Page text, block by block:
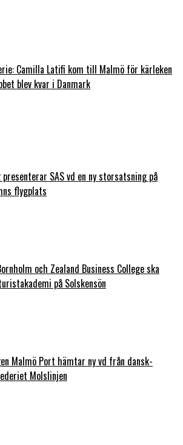
Camilla Latifi kom till Malmö för kärleken
blev kvar i Danmark
SAS vd en ny storsatsning på
flygplats
och Zealand Business College ska
på Solskensön
Malmö Port hämtar ny vd från dansk-
Molslinjen